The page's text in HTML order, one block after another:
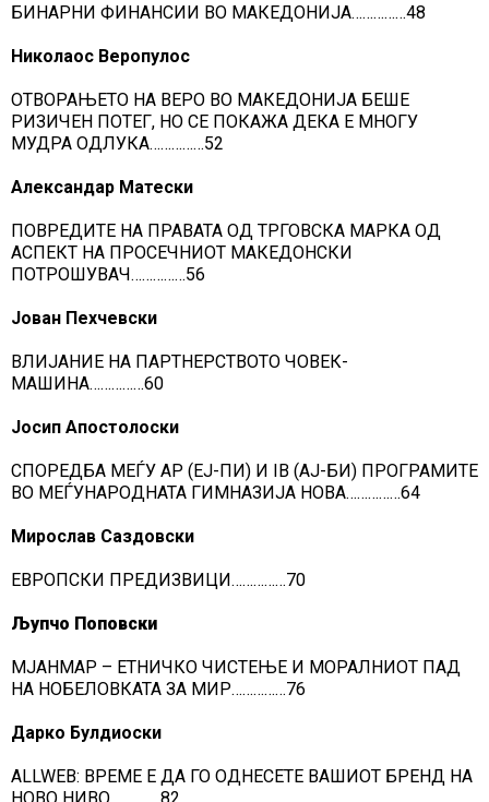
БИНАРНИ ФИНАНСИИ ВО МАКЕДОНИЈА……………48
Николаос Веропулос
ОТВОРАЊЕТО НА ВЕРО ВО МАКЕДОНИЈА БЕШЕ
РИЗИЧЕН ПОТЕГ, НО СЕ ПОКАЖА ДЕКА Е МНОГУ
МУДРА ОДЛУКА……………52
Александар Матески
ПОВРЕДИТЕ НА ПРАВАТА ОД ТРГОВСКА МАРКА ОД
АСПЕКТ НА ПРОСЕЧНИОТ МАКЕДОНСКИ
ПОТРОШУВАЧ……………56
Јован Пехчевски
ВЛИЈАНИЕ НА ПАРТНЕРСТВОТО ЧОВЕК-
МАШИНА……………60
Јосип Апостолоски
СПОРЕДБА МЕЃУ AP (ЕЈ-ПИ) И IB (АЈ-БИ) ПРОГРАМИТЕ
ВО МЕЃУНАРОДНАТА ГИМНАЗИЈА НОВА……………64
Мирослав Саздовски
ЕВРОПСКИ ПРЕДИЗВИЦИ……………70
Љупчо Поповски
МЈАНМАР – ЕТНИЧКО ЧИСТЕЊЕ И МОРАЛНИОТ ПАД
НА НОБЕЛОВКАТА ЗА МИР……………76
Дарко Булдиоски
ALLWEB: ВРЕМЕ Е ДА ГО ОДНЕСЕТЕ ВАШИОТ БРЕНД НА